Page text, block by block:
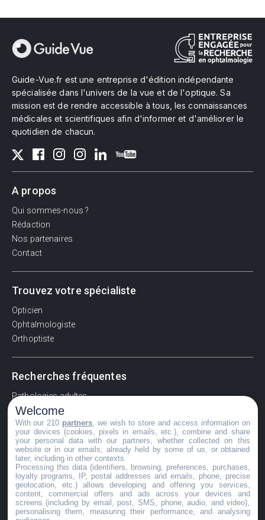
Guide-Vue.fr est une entreprise d'édition indépendante
spécialisée dans l'univers de la vue et de l'optique. Sa
mission est de rendre accessible à tous, les connaissances
médicales et scientifiques afin d'informer et d'améliorer le
quotidien de chacun.
A propos
Qui sommes-nous ?
Rédaction
Nos partenaires
Contact
Trouvez votre spécialiste
Opticien
Ophtalmologiste
Orthoptiste
Recherches fréquentes
Pathologies adultes
Signes d'une urgence ophtalmologique
La vision
Acuité visuelle
Myosis / mydriase
Œdème oculaire
©GuideVue2024
Welcome
With our 210 partners , we wish to store and access information on
your devices (cookies, pixels in emails, etc.), combine and share
your personal data with our partners, whether collected on this
website or in our emails, already held by some of us, or obtained
later, including in other contexts.
Processing this data (identifiers, browsing, preferences, purchases,
loyalty programs, IP, postal addresses and emails, phone, precise
geolocation, etc.) allows developing and offering you services,
content, commercial offers and ads across your devices and
screens (including by email, post, SMS, phone, audio, and video),
personalising them, measuring their performance, and analysing